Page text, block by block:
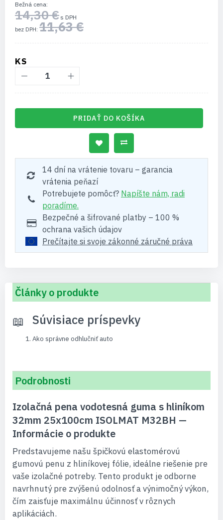
Bežná cena
14,30 €
11,63 €
KS
PRIDAŤ DO KOŠÍKA
14 dní na vrátenie tovaru – garancia
vrátenia peňazí
Potrebujete pomôcť? Napíšte nám, radi
poradíme.
Bezpečné a šifrované platby – 100 %
ochrana vašich údajov
Prečítajte si svoje zákonné záručné práva
Články o produkte
Súvisiace príspevky
Ako správne odhlučniť auto
Podrobnosti
Izolačná pena vodotesná guma s hliníkom
32mm 25x100cm ISOLMAT M32BH —
Informácie o produkte
Predstavujeme našu špičkovú elastomérovú
gumovú penu z hliníkovej fólie, ideálne riešenie pre
vaše izolačné potreby. Tento produkt je odborne
navrhnutý pre zvýšenú odolnosť a výnimočný výkon,
čím zaisťuje maximálnu účinnosť v rôznych
aplikáciách.